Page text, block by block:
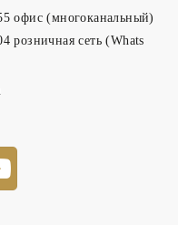
офис (многоканальный)
розничная сеть (Whats